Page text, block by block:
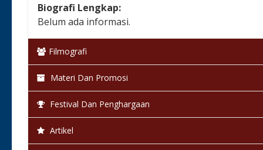
Biografi Lengkap:
Belum ada informasi.
Filmografi
Materi Dan Promosi
Festival Dan Penghargaan
Artikel